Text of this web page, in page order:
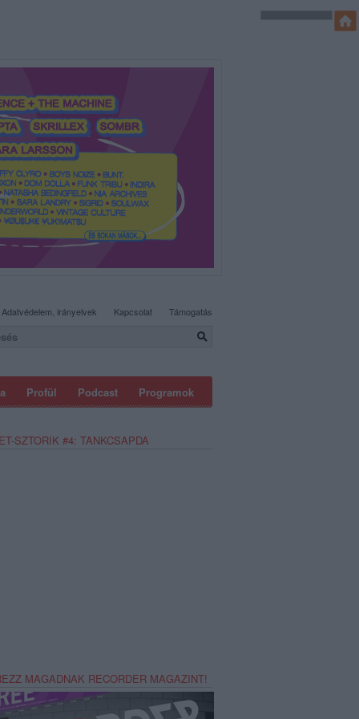
Profül Podcast Programok
Adatvédelem, irányelvek Kapcsolat Támogatás
SZTORIK #4: TANKCSAPDA
MAGADNAK RECORDER MAGAZINT!